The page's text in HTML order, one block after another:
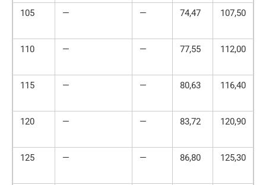
105 — — 74,47 107,50
110 — — 77,55 112,00
115 — — 80,63 116,40
120 — — 83,72 120,90
125 — — 86,80 125,30